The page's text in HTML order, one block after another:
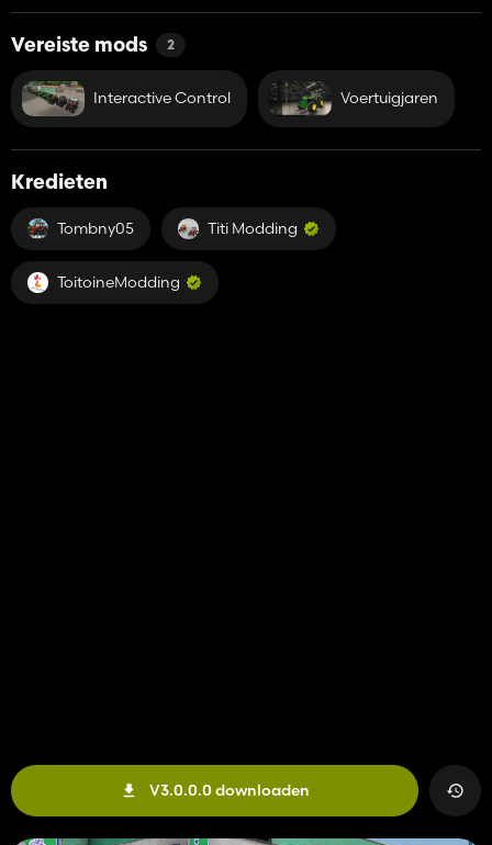
Vereiste mods 2
Interactive Control Voertuigjaren
Kredieten
Tombny05 Titi Modding
ToitoineModding
V3.0.0.0 downloaden